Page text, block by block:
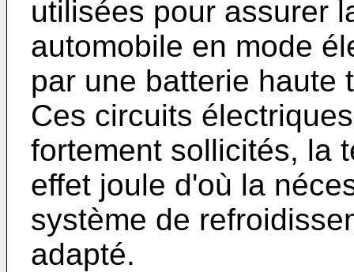
utilisées pour assurer
automobile en mode
par une batterie haute
Ces circuits
fortement sollicités, la
effet joule d'où la
système de
adapté.